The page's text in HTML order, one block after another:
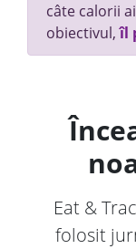
câte calorii
obiectivul,îl
Eat &
folosit